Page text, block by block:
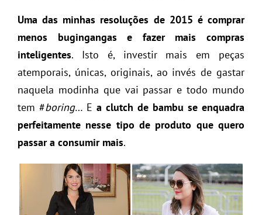
Uma das minhas resoluções de 2015 é comprar
menos bugingangas e fazer mais compras
inteligentes. Isto é, investir mais em peças
atemporais, únicas, originais, ao invés de gastar
naquela modinha que vai passar e todo mundo
tem #boring… E a clutch de bambu se enquadra
perfeitamente nesse tipo de produto que quero
passar a consumir mais.